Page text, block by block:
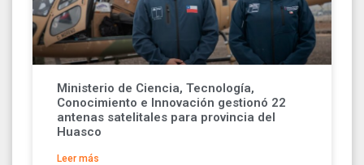
Ministerio de Ciencia, Tecnología,
Conocimiento e Innovación gestionó 22
antenas satelitales para provincia del
Huasco
Leer más